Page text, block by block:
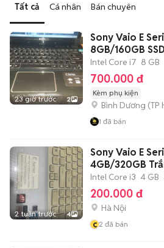
Tất cả Cá nhân Bán chuyên
23 giờ trước 2
Sony Vaio E
8GB/160GB
Intel Core i7 8 GB
700.000 đ
Kèm phụ kiện
Bình Dương (TP
1 đã bán
2 tuần trước 4
Sony Vaio E
4GB/320GB
Intel Core i3 4 GB
200.000 đ
Hà Nội
c 2 đã bán